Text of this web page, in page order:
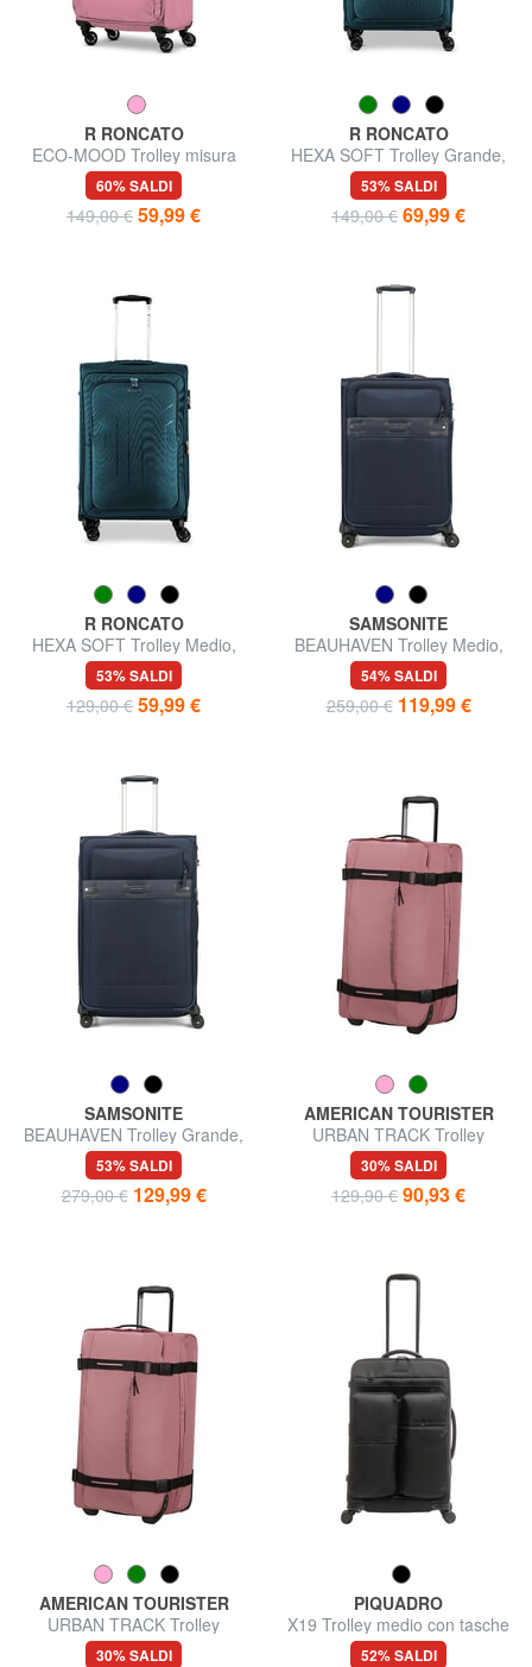
R RONCATO
ECO-MOOD Trolley misura
media espandibile
60% SALDI
149,00 € 59,99 €
R RONCATO
HEXA SOFT Trolley Grande,
espandibile
53% SALDI
149,00 € 69,99 €
R RONCATO
HEXA SOFT Trolley Medio,
espandibile
53% SALDI
129,00 € 59,99 €
SAMSONITE
BEAUHAVEN Trolley Medio,
espandibile
54% SALDI
259,00 € 119,99 €
SAMSONITE
BEAUHAVEN Trolley Grande,
espandibile
53% SALDI
279,00 € 129,99 €
AMERICAN TOURISTER
URBAN TRACK Trolley
borsone medio
30% SALDI
129,90 € 90,93 €
AMERICAN TOURISTER
URBAN TRACK Trolley
borsone grande
30% SALDI
PIQUADRO
X19 Trolley medio con tasche
52% SALDI